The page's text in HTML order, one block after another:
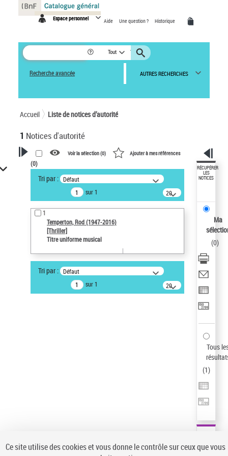
Espace personnel Aide Une question ? Historique
Tout
Recherche avancée AUTRES RECHERCHES
Accueil Liste de notices d’autorité
1 Notices d'autorité
VOTRE RECHERCHE
Recherche avancée dans les
notices d’autorité
Œuvres liées à l'auteur :
Temperton, Rod (1947-2016)
Statut de la notice d’autorité
Notice élémentaire
Type de notice d'autorité
Voir la sélection (0) Ajouter à mes références
(0)
Tri par : Défaut
sur 1
20
résultats/page
1
Temperton, Rod (1947-2016)
[Thriller]
Titre uniforme musical
Tri par : Défaut
sur 1
20
résultats/page
RÉCUPÉRER
LES
NOTICES
Ma
(0)
Tous
(1)
Panneau de gestion des cookies
Ce site utilise des cookies et vous donne le contrôle sur ceux que vous